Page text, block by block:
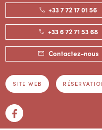
+33 7 72 17 01 56
+33 6 72 71 53 68
Contactez-nous
SITE WEB